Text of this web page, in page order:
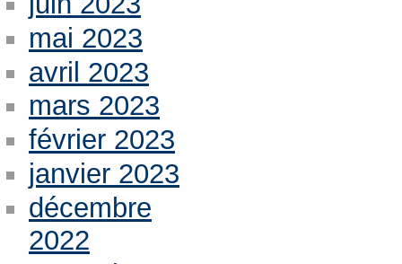
mai 2023
avril 2023
mars 2023
février 2023
janvier 2023
décembre
2022